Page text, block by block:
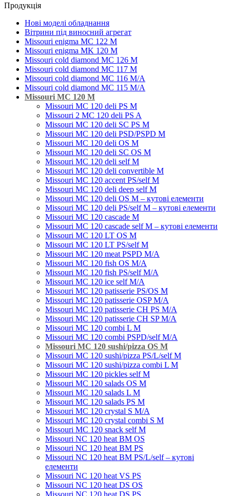
Продукція
Нові моделі обладнання
Вітрини під виносний агрегат
Missouri enigma MC 122 M
Missouri enigma MK 120 M
Missouri cold diamond MC 126 M
Missouri cold diamond MC 117 M
Missouri cold diamond MC 116 M/A
Missouri cold diamond MC 115 M/A
Missouri MC 120 M
Missouri MC 120 deli PS M
Missouri 2 MC 120 deli PS A
Missouri MC 120 deli SC PS M
Missouri MC 120 deli PSD/PSPD M
Missouri MC 120 deli OS M
Missouri MC 120 deli SC OS M
Missouri MC 120 deli self M
Missouri MC 120 deli convertible M
Missouri MC 120 accent PS/self M
Missouri MC 120 deli deep self M
Missouri MC 120 deli OS M – кутові елементи
Missouri MC 120 deli PS/self M – кутові елементи
Missouri MC 120 cascade M
Missouri MC 120 cascade self M – кутові елементи
Missouri MC 120 LT OS M
Missouri MC 120 LT PS/self M
Missouri MC 120 meat PSРD M/A
Missouri MC 120 fish OS M/A
Missouri MC 120 fish PS/self M/A
Missouri MC 120 ice self M/A
Missouri MC 120 patisserie PS/OS M
Missouri МC 120 patisserie OSP M/A
Missouri MC 120 patisserie CH PS M/A
Missouri MC 120 patisserie CH SP M/A
Missouri MC 120 combi L M
Missouri MC 120 combi PSPD/self M/A
Missouri MC 120 sushi/pizza OS M
Missouri MC 120 sushi/pizza PS/L/self M
Missouri MC 120 sushi/pizza combi L M
Missouri MC 120 pickles self M
Missouri MС 120 salads OS M
Missouri MC 120 salads L M
Missouri MC 120 salads PS M
Missouri MC 120 crystal S M/A
Missouri MC 120 crystal combi S M
Missouri MC 120 snack self M
Missouri NC 120 heat BM OS
Missouri NC 120 heat BM PS
Missouri NC 120 heat BM PS/L/self – кутові
елементи
Missouri NC 120 heat VS PS
Missouri NC 120 heat DS OS
Missouri NC 120 heat DS PS